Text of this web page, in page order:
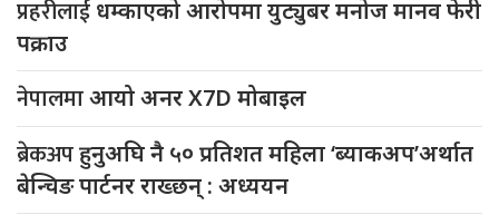
प्रहरीलाई धम्काएको आरोपमा युट्युबर मनोज मानव फेरी
पक्राउ
नेपालमाआयो अनर X7D मोबाइल
ब्रेकअपहुनुअघि नै ५० प्रतिशत महिला ‘ब्याकअप’अर्थात
बेन्चिङ पार्टनर राख्छन् : अध्ययन